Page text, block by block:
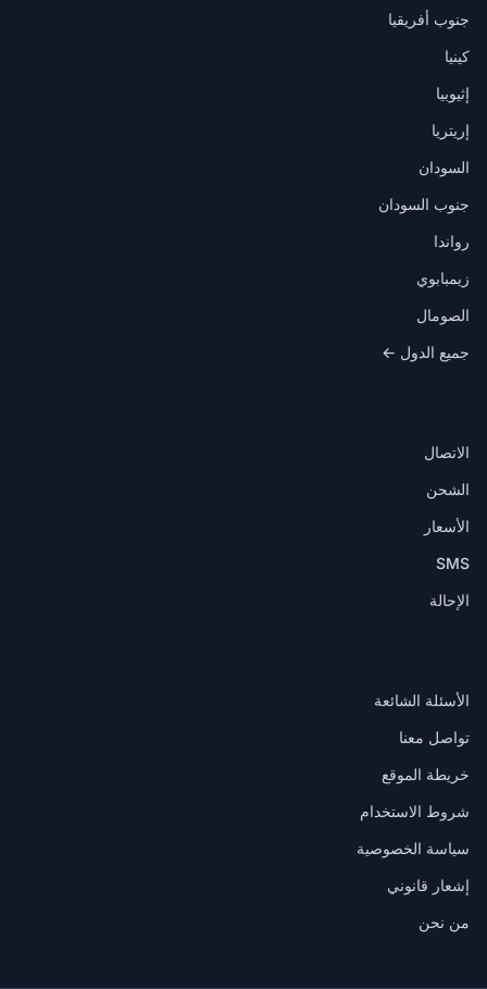
جنوب أفريقيا
كينيا
إثيوبيا
إريتريا
السودان
جنوب السودان
رواندا
زيمبابوي
الصومال
جميع الدول ←
الاتصال
الشحن
الأسعار
SMS
الإحالة
الأسئلة الشائعة
تواصل معنا
خريطة الموقع
شروط الاستخدام
سياسة الخصوصية
إشعار قانوني
من نحن